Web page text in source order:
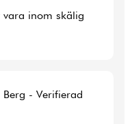
vara inom skälig
- Verifierad